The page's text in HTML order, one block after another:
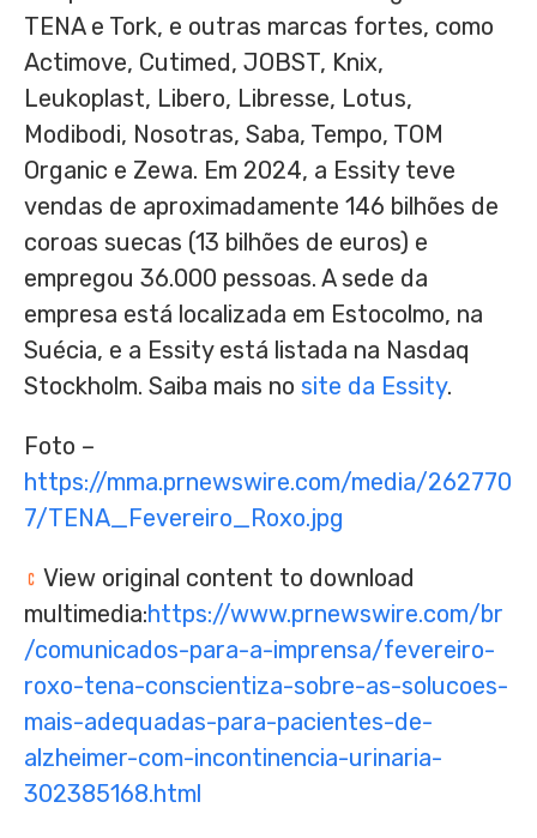
TENA e Tork, e outras marcas fortes, como
Actimove, Cutimed, JOBST, Knix,
Leukoplast, Libero, Libresse, Lotus,
Modibodi, Nosotras, Saba, Tempo, TOM
Organic e Zewa. Em 2024, a Essity teve
vendas de aproximadamente 146 bilhões de
coroas suecas (13 bilhões de euros) e
empregou 36.000 pessoas. A sede da
empresa está localizada em Estocolmo, na
Suécia, e a Essity está listada na Nasdaq
Stockholm. Saiba mais no site da Essity.
Foto –
https://mma.prnewswire.com/media/262770
7/TENA_Fevereiro_Roxo.jpg
View original content to download
multimedia:https://www.prnewswire.com/br
/comunicados-para-a-imprensa/fevereiro-
roxo-tena-conscientiza-sobre-as-solucoes-
mais-adequadas-para-pacientes-de-
alzheimer-com-incontinencia-urinaria-
302385168.html